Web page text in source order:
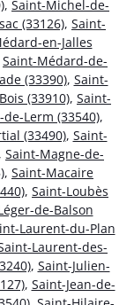
, Saint-Michel-de-
(33126), Saint-
en-Jalles
Saint-Médard-de-
(33390), Saint-
(33910), Saint-
Lerm (33540),
(33490), Saint-
, Saint-Magne-de-
, Saint-Macaire
, Saint-Loubès
de-Balson
Laurent-du-Plan
Laurent-des-
, Saint-Julien-
, Saint-Jean-de-